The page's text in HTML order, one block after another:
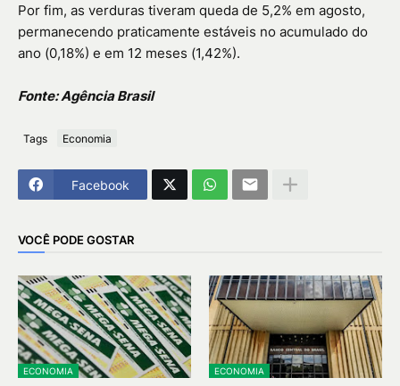
Por fim, as verduras tiveram queda de 5,2% em agosto,
permanecendo praticamente estáveis no acumulado do
ano (0,18%) e em 12 meses (1,42%).
Fonte: Agência Brasil
Tags Economia
Facebook
VOCÊ PODE GOSTAR
ECONOMIA ECONOMIA